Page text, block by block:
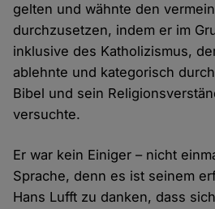
gelten und wähnte den
durchzusetzen, indem er im
inklusive des Katholizismus,
ablehnte und kategorisch
Bibel und sein
versuchte.
Er war kein Einiger – nicht
Sprache, denn es ist seinem
Hans Lufft zu danken, dass